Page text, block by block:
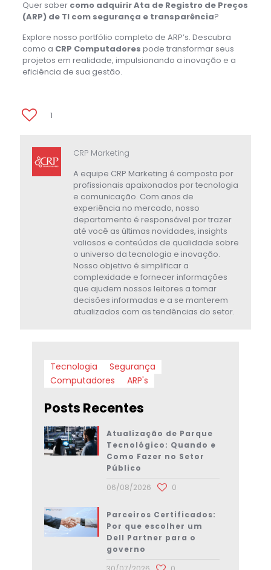
Quer saber como adquirir Ata de Registro de Preços
(ARP) de TI com segurança e transparência?
Explore nosso portfólio completo de ARP’s. Descubra
como a CRP Computadores pode transformar seus
projetos em realidade, impulsionando a inovação e a
eficiência de sua gestão.
1
CRP Marketing
A equipe CRP Marketing é composta por
profissionais apaixonados por tecnologia
e comunicação. Com anos de
experiência no mercado, nosso
departamento é responsável por trazer
até você as últimas novidades, insights
valiosos e conteúdos de qualidade sobre
o universo da tecnologia e inovação.
Nosso objetivo é simplificar a
complexidade e fornecer informações
que ajudem nossos leitores a tomar
decisões informadas e a se manterem
atualizados com as tendências do setor.
Tecnologia
Segurança
Computadores
ARP's
Posts Recentes
Atualização de Parque
Tecnológico: Quando e
Como Fazer no Setor
Público
06/08/2026
0
Parceiros Certificados:
Por que escolher um
Dell Partner para o
governo